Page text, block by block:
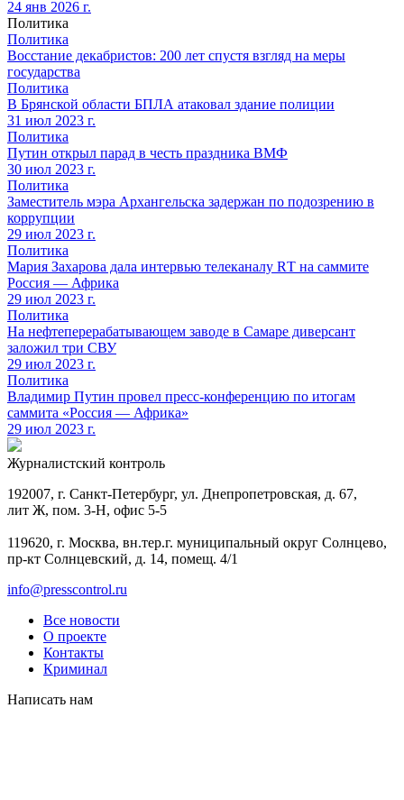
24 янв 2026 г.
Политика
Политика
Восстание декабристов: 200 лет спустя взгляд на меры
государства
Политика
В Брянской области БПЛА атаковал здание полиции
31 июл 2023 г.
Политика
Путин открыл парад в честь праздника ВМФ
30 июл 2023 г.
Политика
Заместитель мэра Архангельска задержан по подозрению в
коррупции
29 июл 2023 г.
Политика
Мария Захарова дала интервью телеканалу RТ на саммите
Россия — Африка
29 июл 2023 г.
Политика
На нефтеперерабатывающем заводе в Самаре диверсант
заложил три СВУ
29 июл 2023 г.
Политика
Владимир Путин провел пресс-конференцию по итогам
саммита «Россия — Африка»
29 июл 2023 г.
Журналистский контроль
192007, г. Санкт-Петербург, ул. Днепропетровская, д. 67,
лит Ж, пом. 3-Н, офис 5-5
119620, г. Москва, вн.тер.г. муниципальный округ Солнцево,
пр-кт Солнцевский, д. 14, помещ. 4/1
info@presscontrol.ru
Все новости
О проекте
Контакты
Криминал
Написать нам